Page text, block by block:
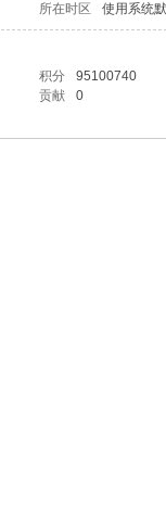
所在时区 使用系统
积分
95100740
贡献 0